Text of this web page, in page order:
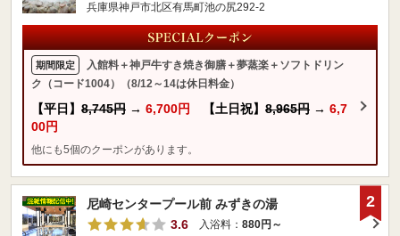
兵庫県神戸市北区有馬町池の尻292-2
期間限定
入館料＋神戸牛すき焼き御膳＋夢蒸楽＋ソフトドリン
ク（コード1004）（8/12～14は休日料金）
【平日】 8,745円 → 6,700円 【土日祝】 8,965円 → 6,7
00円
他にも5個のクーポンがあります。
尼崎センタープール前 みずきの湯
3.6
入浴料： 880円～
2